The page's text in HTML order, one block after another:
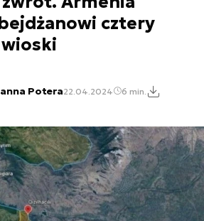
cztery
Potera22.04.2024 6 min.